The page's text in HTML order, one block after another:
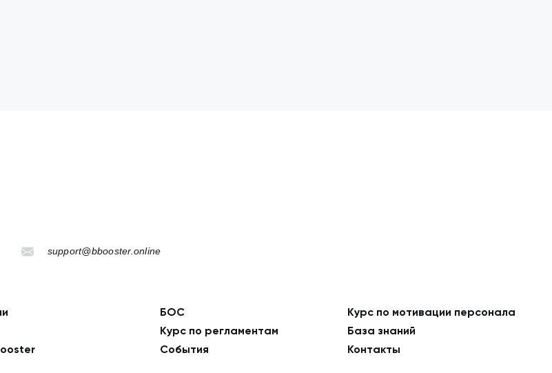
support@bbooster.online
БОС
Курс по мотивации персонала
Курс по регламентам
База знаний
События
Контакты